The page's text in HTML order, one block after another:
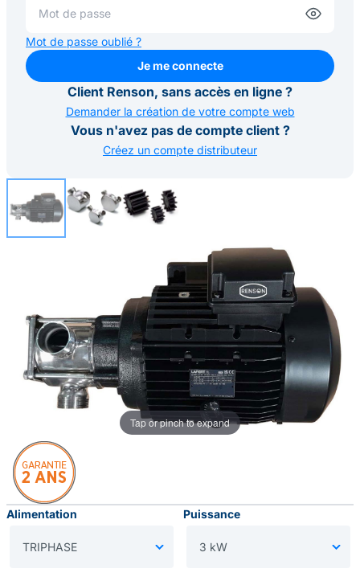
Tap or pinch to expand
Alimentation Puissance
Mot de passe oublié ?
Je me connecte
Je me connecte
Client Renson, sans accès en ligne ?
Demander la création de votre compte web
Vous n'avez pas de compte client ?
Créez un compte distributeur